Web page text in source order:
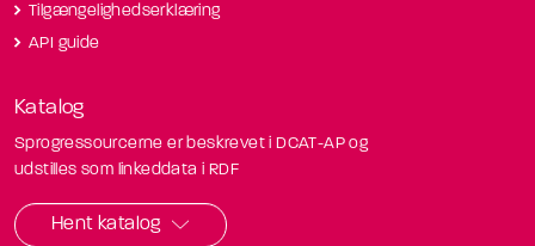
Tilgængelighedserklæring
API guide
Katalog
Sprogressourcerne er beskrevet i DCAT-AP og
udstilles som linkeddata i RDF
Hent katalog